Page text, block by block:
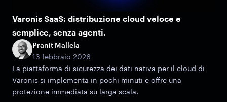
Varonis SaaS: distribuzione cloud veloce e
semplice, senza agenti.
Pranit Mallela
13 febbraio 2026
La piattaforma di sicurezza dei dati nativa per il cloud di
Varonis si implementa in pochi minuti e offre una
protezione immediata su larga scala.